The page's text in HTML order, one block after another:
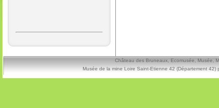
Château des Bruneaux, Ecomusée, Musée,
Musée de la mine Loire Saint-Etienne 42 (Département